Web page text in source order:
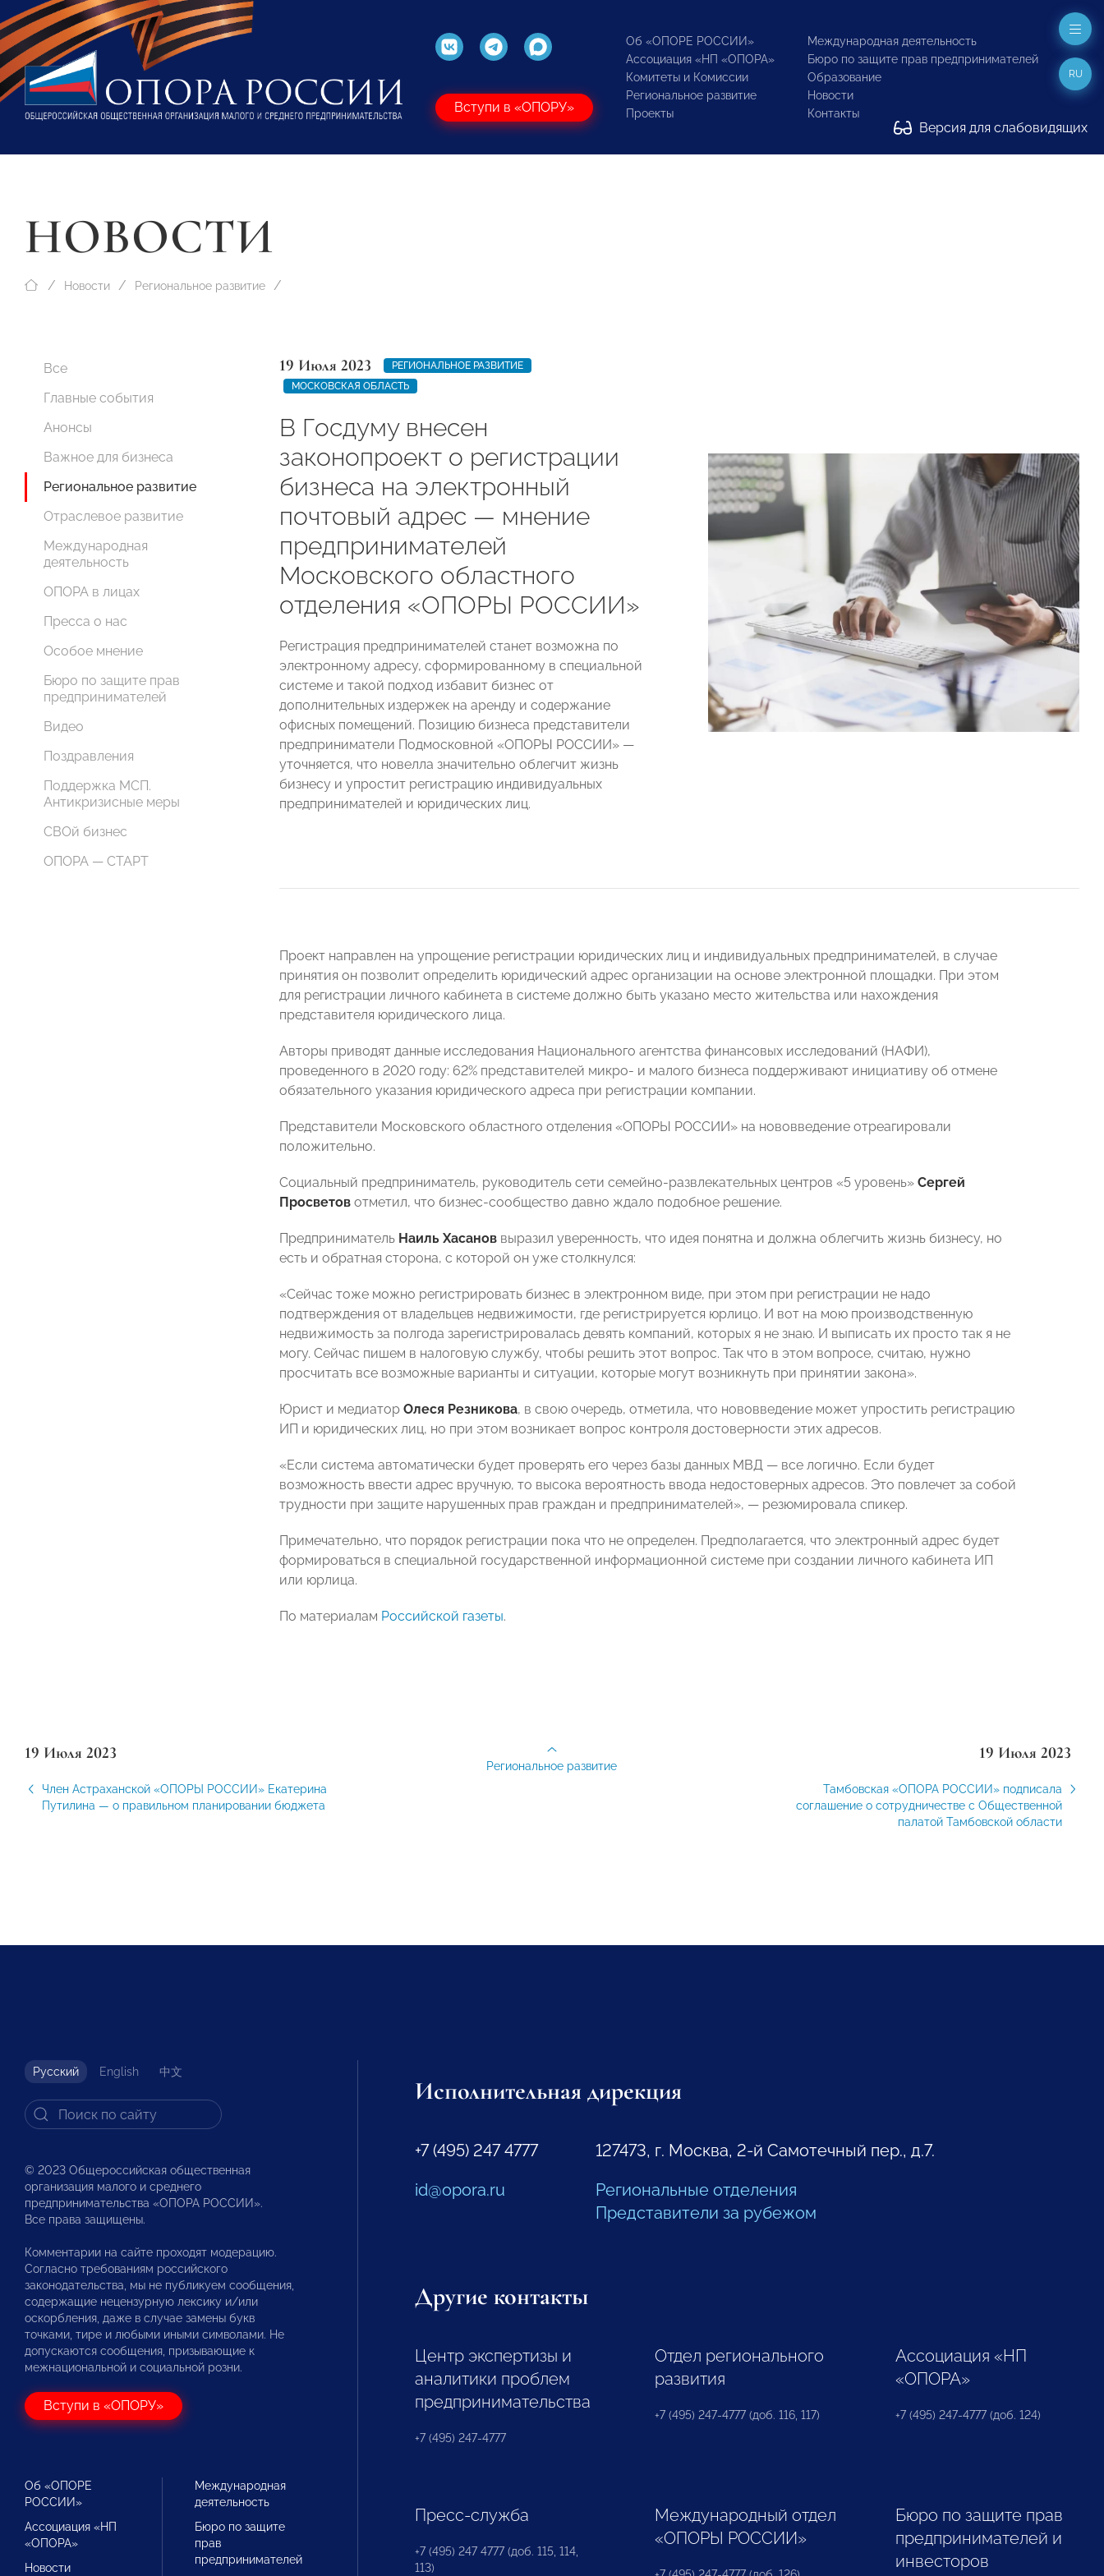
Вступи в «ОПОРУ»
Об «ОПОРЕ РОССИИ»
Ассоциация «НП «ОПОРА»
Комитеты и Комиссии
Региональное развитие
Проекты
Международная деятельность
Бюро по защите прав предпринимателей
Образование
Новости
Контакты
Версия для слабовидящих
RU
НОВОСТИ
Новости Региональное развитие
Все
Главные события
Анонсы
Важное для бизнеса
Региональное развитие
Отраслевое развитие
Международная
деятельность
ОПОРА в лицах
Пресса о нас
Особое мнение
Бюро по защите прав
предпринимателей
Видео
Поздравления
Поддержка МСП.
Антикризисные меры
СВОй бизнес
ОПОРА — СТАРТ
19 Июля 2023
РЕГИОНАЛЬНОЕ РАЗВИТИЕ
МОСКОВСКАЯ ОБЛАСТЬ
В Госдуму внесен
законопроект о регистрации
бизнеса на электронный
почтовый адрес — мнение
предпринимателей
Московского областного
отделения «ОПОРЫ РОССИИ»
Регистрация предпринимателей станет возможна по
электронному адресу, сформированному в специальной
системе и такой подход избавит бизнес от
дополнительных издержек на аренду и содержание
офисных помещений. Позицию бизнеса представители
предприниматели Подмосковной «ОПОРЫ РОССИИ» —
уточняется, что новелла значительно облегчит жизнь
бизнесу и упростит регистрацию индивидуальных
предпринимателей и юридических лиц.
Проект направлен на упрощение регистрации юридических лиц и индивидуальных предпринимателей, в случае
принятия он позволит определить юридический адрес организации на основе электронной площадки. При этом
для регистрации личного кабинета в системе должно быть указано место жительства или нахождения
представителя юридического лица.
Авторы приводят данные исследования Национального агентства финансовых исследований (НАФИ),
проведенного в 2020 году: 62% представителей микро- и малого бизнеса поддерживают инициативу об отмене
обязательного указания юридического адреса при регистрации компании.
Представители Московского областного отделения «ОПОРЫ РОССИИ» на нововведение отреагировали
положительно.
Социальный предприниматель, руководитель сети семейно-развлекательных центров «5 уровень» Сергей
Просветов отметил, что бизнес-сообщество давно ждало подобное решение.
Предприниматель Наиль Хасанов выразил уверенность, что идея понятна и должна облегчить жизнь бизнесу, но
есть и обратная сторона, с которой он уже столкнулся:
«Сейчас тоже можно регистрировать бизнес в электронном виде, при этом при регистрации не надо
подтверждения от владельцев недвижимости, где регистрируется юрлицо. И вот на мою производственную
недвижимость за полгода зарегистрировалась девять компаний, которых я не знаю. И выписать их просто так я не
могу. Сейчас пишем в налоговую службу, чтобы решить этот вопрос. Так что в этом вопросе, считаю, нужно
просчитать все возможные варианты и ситуации, которые могут возникнуть при принятии закона».
Юрист и медиатор Олеся Резникова, в свою очередь, отметила, что нововведение может упростить регистрацию
ИП и юридических лиц, но при этом возникает вопрос контроля достоверности этих адресов.
«Если система автоматически будет проверять его через базы данных МВД — все логично. Если будет
возможность ввести адрес вручную, то высока вероятность ввода недостоверных адресов. Это повлечет за собой
трудности при защите нарушенных прав граждан и предпринимателей», — резюмировала спикер.
Примечательно, что порядок регистрации пока что не определен. Предполагается, что электронный адрес будет
формироваться в специальной государственной информационной системе при создании личного кабинета ИП
или юрлица.
По материалам Российской газеты.
19 Июля 2023
Член Астраханской «ОПОРЫ РОССИИ» Екатерина
Путилина — о правильном планировании бюджета
19 Июля 2023
Тамбовская «ОПОРА РОССИИ» подписала
соглашение о сотрудничестве с Общественной
палатой Тамбовской области
Региональное развитие
Русский English 中文
© 2023 Общероссийская общественная
организация малого и среднего
предпринимательства «ОПОРА РОССИИ».
Все права защищены.
Комментарии на сайте проходят модерацию.
Согласно требованиям российского
законодательства, мы не публикуем сообщения,
содержащие нецензурную лексику и/или
оскорбления, даже в случае замены букв
точками, тире и любыми иными символами. Не
допускаются сообщения, призывающие к
межнациональной и социальной розни.
Вступи в «ОПОРУ»
Об «ОПОРЕ
РОССИИ»
Ассоциация «НП
«ОПОРА»
Новости
Международная
деятельность
Бюро по защите
прав
предпринимателей
Исполнительная дирекция
+7 (495) 247 4777
id@opora.ru
127473, г. Москва, 2-й Самотечный пер., д.7.
Региональные отделения
Представители за рубежом
Другие контакты
Центр экспертизы и
аналитики проблем
предпринимательства
+7 (495) 247-4777
Отдел регионального
развития
+7 (495) 247-4777 (доб. 116, 117)
Ассоциация «НП
«ОПОРА»
+7 (495) 247-4777 (доб. 124)
Пресс-служба
+7 (495) 247 4777 (доб. 115, 114,
113)
Международный отдел
«ОПОРЫ РОССИИ»
Бюро по защите прав
предпринимателей и
инвесторов